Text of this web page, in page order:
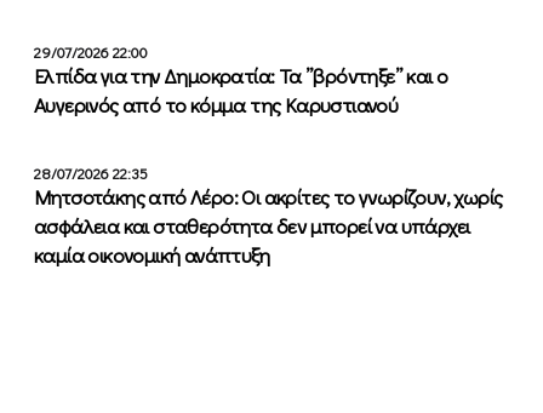
29/07/2026 22:00
Ελπίδα για την Δημοκρατία: Τα ”βρόντηξε” και ο
Αυγερινός από το κόμμα της Καρυστιανού
28/07/2026 22:35
Μητσοτάκης από Λέρο: Οι ακρίτες το γνωρίζουν, χωρίς
ασφάλεια και σταθερότητα δεν μπορεί να υπάρχει
καμία οικονομική ανάπτυξη